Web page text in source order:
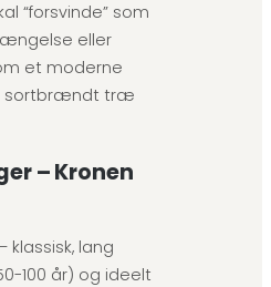
“forsvinde” som
eller
et moderne
sortbrændt træ
– Kronen
– klassisk, lang
100 år) og ideelt